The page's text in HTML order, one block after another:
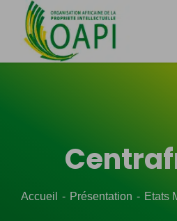
Accueil Présentation Etats